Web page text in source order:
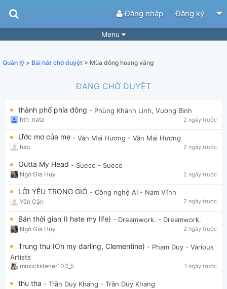
Đăng nhập Đăng ký
Menu
Tìm theo hợp âm Tải ứng dụng
Yêu cầu hợp âm
Tắt quảng cáo
Quản lý > Bài hát chờ duyệt > Mùa đông hoang vắng
ĐANG CHỜ DUYỆT
thành phố phía đông - Phùng Khánh Linh, Vương Bình
hth_nata 2 ngày trước
Ước mơ của mẹ - Văn Mai Hương - Văn Mai Hương
hac 2 ngày trước
Outta My Head - Sueco - Sueco
Ngô Gia Huy 2 ngày trước
LỜI YÊU TRONG GIÓ - Công nghệ AI - Nam Vĩnh
Yến Cận 2 ngày trước
Bán thời gian (I hate my life) - Dreamwork. - Dreamwork.
Ngô Gia Huy 2 ngày trước
Trung thu (Oh my darling, Clementine) - Phạm Duy - Various
Artists
musiclistener103_5 1 ngày trước
thu tha - Trần Duy Khang - Trần Duy Khang